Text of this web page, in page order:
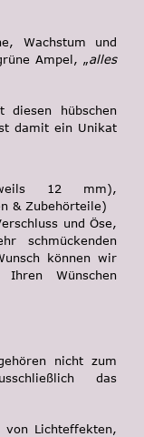
Wachstum und
Ampel, „alles
hübschen
damit ein Unikat
12 mm),
& Zubehörteile)
und Öse,
schmückenden
können wir
Wünschen
nicht zum
das
Lichteffekten,